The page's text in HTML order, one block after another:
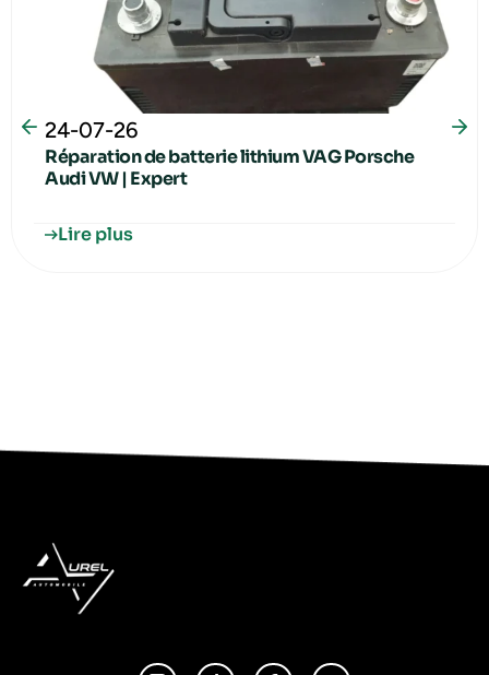
24-07-26
Réparation de batterie lithium VAG Porsche
Audi VW | Expert
Lire plus